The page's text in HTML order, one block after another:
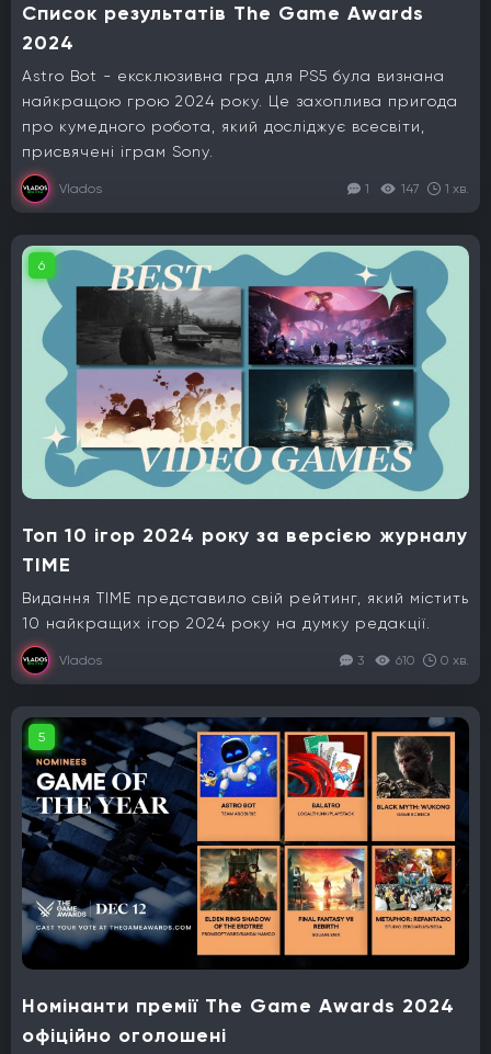
Список результатів The Game Awards
2024
Astro Bot - ексклюзивна гра для PS5 була визнана
найкращою грою 2024 року. Це захоплива пригода
про кумедного робота, який досліджує всесвіти,
присвячені іграм Sony.
Vlados 1 147 1 хв.
6
Топ 10 ігор 2024 року за версією журналу
TIME
Видання TIME представило свій рейтинг, який містить
10 найкращих ігор 2024 року на думку редакції.
Vlados 3 610 0 хв.
5
Номінанти премії The Game Awards 2024
офіційно оголошені